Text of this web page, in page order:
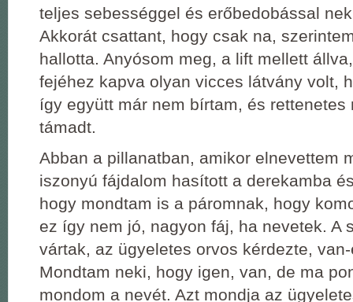
teljes sebességgel és erőbedobással
Akkorát csattant, hogy csak na,
hallotta. Anyósom meg, a lift mellett
fejéhez kapva olyan vicces látvány volt,
így együtt már nem bírtam, és rettenetes
támadt.
Abban a pillanatban, amikor elnevettem
iszonyú fájdalom hasított a derekamba
hogy mondtam is a páromnak, hogy
ez így nem jó, nagyon fáj, ha nevetek. A
vártak, az ügyeletes orvos kérdezte,
Mondtam neki, hogy igen, van, de ma
mondom a nevét. Azt mondja az